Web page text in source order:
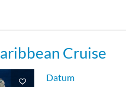
[RS]
Cruise
Datum